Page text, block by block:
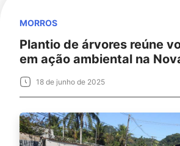
MORROS
Plantio de árvores reúne
em ação ambiental na
18 de junho de 2025